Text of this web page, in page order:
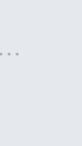
＊＊